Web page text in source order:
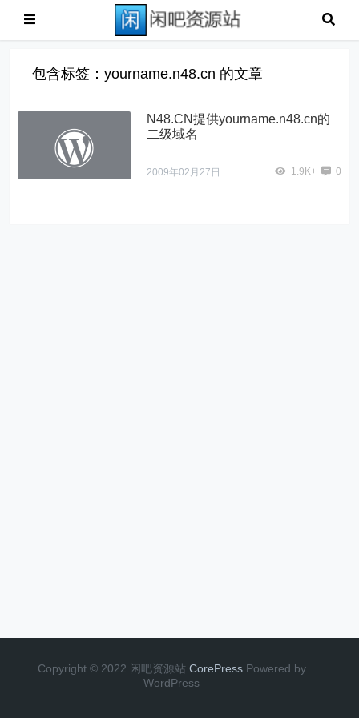
包含标签：yourname.n48.cn 的文章
N48.CN提供yourname.n48.cn的
二级域名
2009年02月27日 1.9K+ 0
Copyright © 2022 闲吧资源站 CorePress Powered by
WordPress